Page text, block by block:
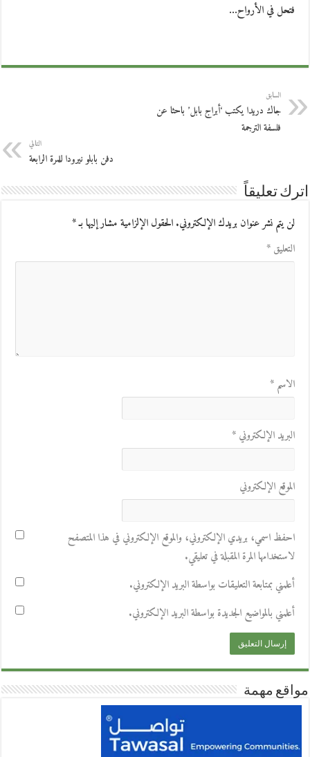
فتحل في الأرواح…
السابق
جاك دريدا يكتب ‘أبراج بابل’ باحثا عن
فلسفة الترجمة
التالي
دفن بابلو نيرودا للمرة الرابعة
اترك تعليقاً
لن يتم نشر عنوان بريدك الإلكتروني.الحقول الإلزامية مشار إليها بـ*
التعليق*
الاسم*
البريد الإلكتروني*
الموقع الإلكتروني
احفظ اسمي، بريدي الإلكتروني، والموقع الإلكتروني في هذا المتصفح
لاستخدامها المرة المقبلة في تعليقي.
أعلمني بمتابعة التعليقات بواسطة البريد الإلكتروني.
أعلمني بالمواضيع الجديدة بواسطة البريد الإلكتروني.
مواقع مهمة